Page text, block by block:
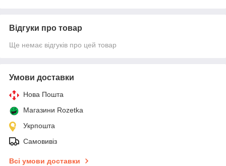
Відгуки про товар
Ще немає відгуків про цей товар
Умови доставки
Нова Пошта
Магазини Rozetka
Укрпошта
Самовивіз
Всі умови доставки